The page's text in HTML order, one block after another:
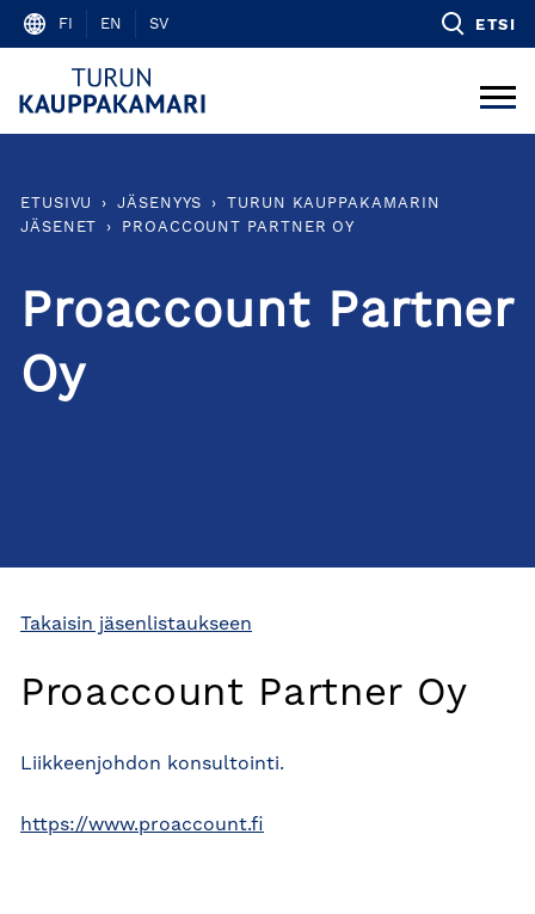
Skip
content
FI EN SV ETSI
ETUSIVU › JÄSENYYS ›
TURUN KAUPPAKAMARIN
JÄSENET
› PROACCOUNT PARTNER OY
Proaccount Partner
Oy
Takaisin jäsenlistaukseen
Proaccount Partner Oy
Liikkeenjohdon konsultointi.
https://www.proaccount.fi